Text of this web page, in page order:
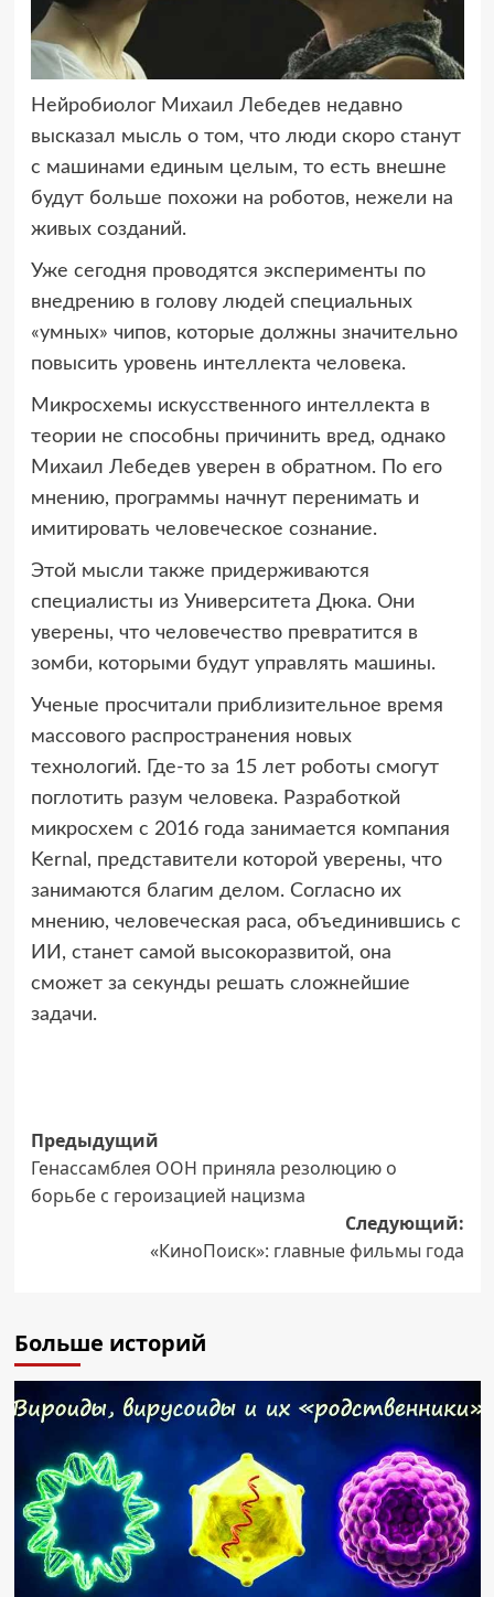
Нейробиолог Михаил Лебедев недавно
высказал мысль о том, что люди скоро станут
с машинами единым целым, то есть внешне
будут больше похожи на роботов, нежели на
живых созданий.
Уже сегодня проводятся эксперименты по
внедрению в голову людей специальных
«умных» чипов, которые должны значительно
повысить уровень интеллекта человека.
Микросхемы искусственного интеллекта в
теории не способны причинить вред, однако
Михаил Лебедев уверен в обратном. По его
мнению, программы начнут перенимать и
имитировать человеческое сознание.
Этой мысли также придерживаются
специалисты из Университета Дюка. Они
уверены, что человечество превратится в
зомби, которыми будут управлять машины.
Ученые просчитали приблизительное время
массового распространения новых
технологий. Где-то за 15 лет роботы смогут
поглотить разум человека. Разработкой
микросхем с 2016 года занимается компания
Kernal, представители которой уверены, что
занимаются благим делом. Согласно их
мнению, человеческая раса, объединившись с
ИИ, станет самой высокоразвитой, она
сможет за секунды решать сложнейшие
задачи.
Навигация
записи
Предыдущий
Генассамблея ООН приняла резолюцию о
борьбе с героизацией нацизма
Следующий:
«КиноПоиск»: главные фильмы года
Больше историй